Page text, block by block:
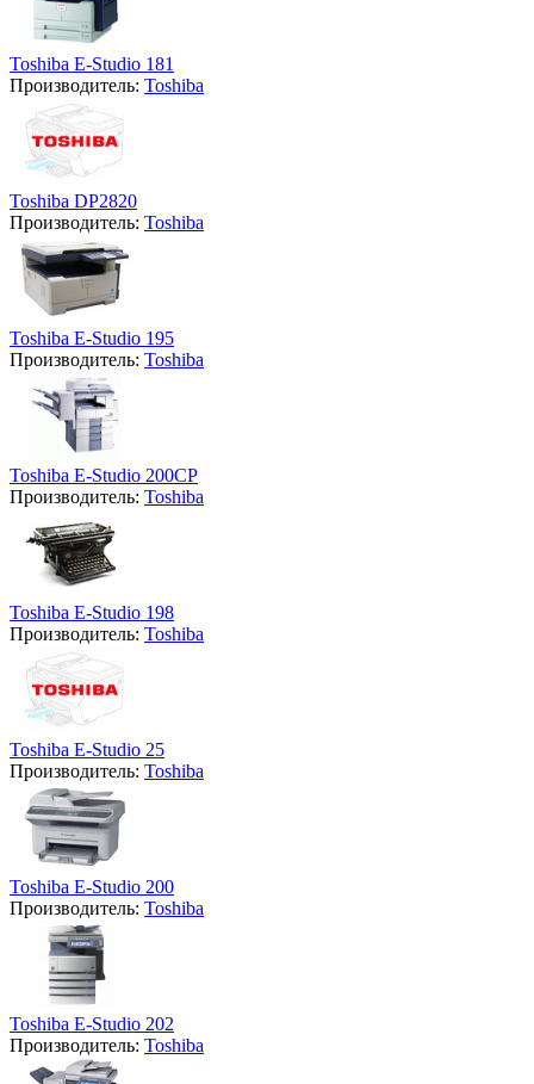
Toshiba E-Studio 181
Производитель: Toshiba
Toshiba DP2820
Производитель: Toshiba
Toshiba E-Studio 195
Производитель: Toshiba
Toshiba E-Studio 200CP
Производитель: Toshiba
Toshiba E-Studio 198
Производитель: Toshiba
Toshiba E-Studio 25
Производитель: Toshiba
Toshiba E-Studio 200
Производитель: Toshiba
Toshiba E-Studio 202
Производитель: Toshiba